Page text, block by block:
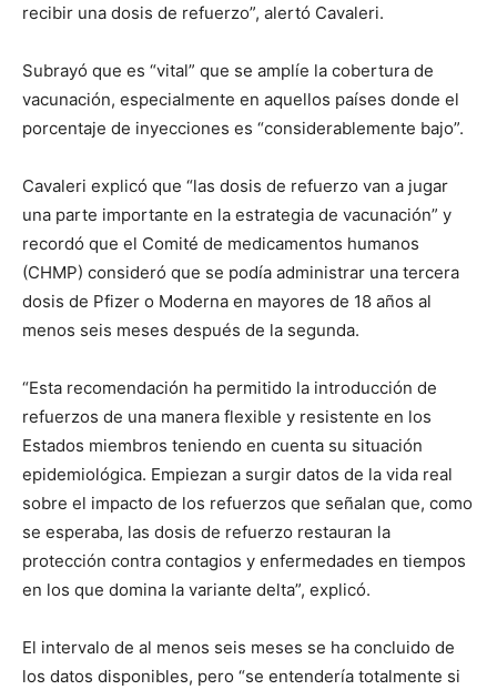
recibir una dosis de refuerzo”, alertó Cavaleri.
Subrayó que es “vital” que se amplíe la cobertura de
vacunación, especialmente en aquellos países donde el
porcentaje de inyecciones es “considerablemente bajo”.
Cavaleri explicó que “las dosis de refuerzo van a jugar
una parte importante en la estrategia de vacunación” y
recordó que el Comité de medicamentos humanos
(CHMP) consideró que se podía administrar una tercera
dosis de Pfizer o Moderna en mayores de 18 años al
menos seis meses después de la segunda.
“Esta recomendación ha permitido la introducción de
refuerzos de una manera flexible y resistente en los
Estados miembros teniendo en cuenta su situación
epidemiológica. Empiezan a surgir datos de la vida real
sobre el impacto de los refuerzos que señalan que, como
se esperaba, las dosis de refuerzo restauran la
protección contra contagios y enfermedades en tiempos
en los que domina la variante delta”, explicó.
El intervalo de al menos seis meses se ha concluido de
los datos disponibles, pero “se entendería totalmente si